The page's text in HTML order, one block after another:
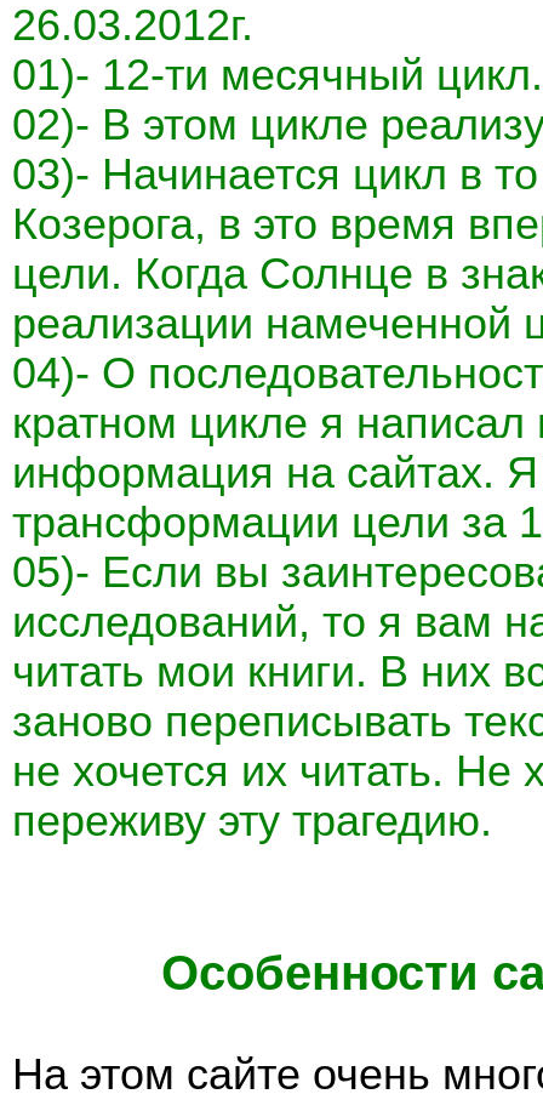
26.03.2012г.
01)- 12-ти месячный цикл.
02)- В этом цикле
03)- Начинается цикл в
Козерога, в это время
цели. Когда Солнце в
реализации намеченной
04)- О
кратном цикле я
информация на сайтах.
трансформации цели за
05)- Если вы
исследований, то я вам
читать мои книги. В них
заново переписывать
не хочется их читать. Не
переживу эту трагедию.
Особенности
На этом сайте очень